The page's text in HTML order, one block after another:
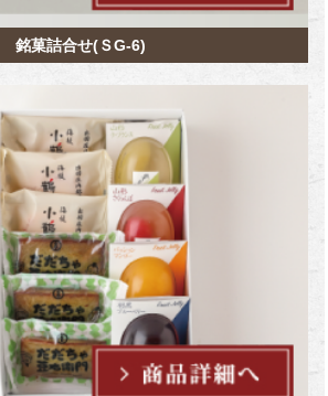
銘菓詰合せ(ＳG-6)